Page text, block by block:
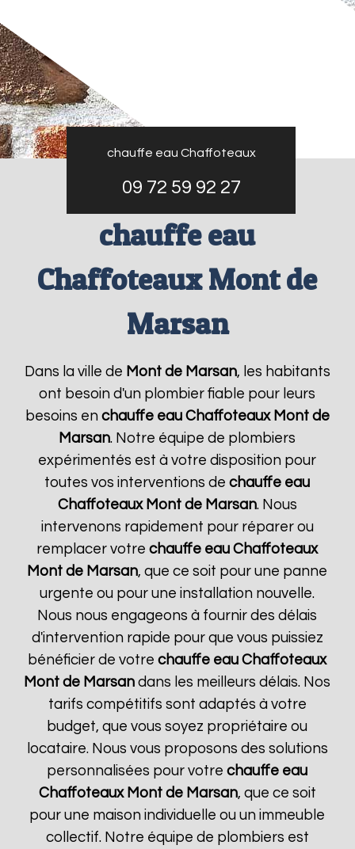
chauffe eau Chaffoteaux
09 72 59 92 27
chauffe eau
Chaffoteaux Mont de
Marsan
Dans la ville de Mont de Marsan, les habitants
ont besoin d'un plombier fiable pour leurs
besoins en chauffe eau Chaffoteaux Mont de
Marsan. Notre équipe de plombiers
expérimentés est à votre disposition pour
toutes vos interventions dechauffe eau
Chaffoteaux Mont de Marsan. Nous
intervenons rapidement pour réparer ou
remplacer votrechauffe eau Chaffoteaux
Mont de Marsan, que ce soit pour une panne
urgente ou pour une installation nouvelle.
Nous nous engageons à fournir des délais
d'intervention rapide pour que vous puissiez
bénéficier de votrechauffe eau Chaffoteaux
Mont de Marsan dans les meilleurs délais. Nos
tarifs compétitifs sont adaptés à votre
budget, que vous soyez propriétaire ou
locataire. Nous vous proposons des solutions
personnalisées pour votrechauffe eau
Chaffoteaux Mont de Marsan, que ce soit
pour une maison individuelle ou un immeuble
collectif. Notre équipe de plombiers est